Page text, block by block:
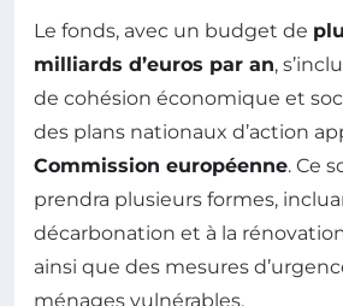
Le fonds, avec un budget de
milliards d’euros par an,
de cohésion économique et
des plans nationaux d’action
Commission européenne. Ce
prendra plusieurs formes,
décarbonation et à la
ainsi que des mesures
ménages vulnérables.